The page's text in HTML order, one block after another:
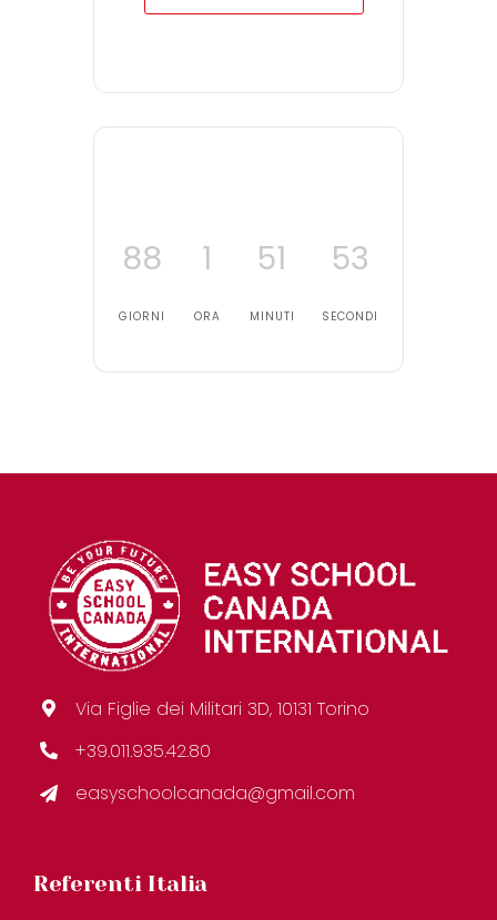
88
GIORNI
1
ORA
51
MINUTI
53
SECONDI
Via Figlie dei Militari 3D, 10131 Torino
+39.011.935.42.80
easyschoolcanada@gmail.com
Referenti Italia